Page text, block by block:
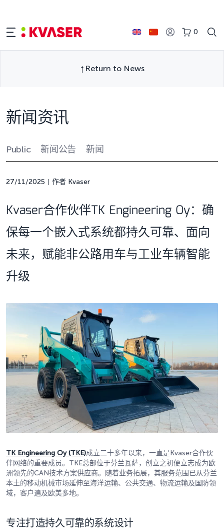
0
Return to News
新闻资讯
Public 新闻公告 新闻
27/11/2025 作者 Kvaser
Kvaser合作伙伴TK Engineering Oy：确
保每一个嵌入式系统都持久可靠、面向
未来，赋能非公路用车与工业车辆智能
升级
TK Engineering Oy (TKE)成立二十多年以来，一直是Kvaser合作伙
伴网络的重要成员。TKE总部位于芬兰瓦萨，创立之初便立志成为欧
洲领先的CAN技术方案供应商。随着业务拓展，其服务范围已从芬兰
本土的移动机械市场延伸至海洋运输、公共交通、物流运输及国防领
域，客户遍及欧美多地。
专注打造持久可靠的系统设计